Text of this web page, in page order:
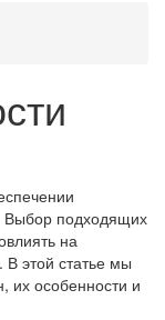
Выбор подходящих
на
В этой статье мы
их особенности и